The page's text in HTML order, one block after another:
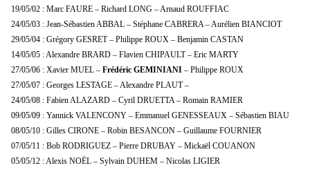
19/05/02 : Marc FAURE – Richard LONG – Arnaud ROUFFIAC
24/05/03 : Jean-Sébastien ABBAL – Stéphane CABRERA – Aurélien BIANCIOT
29/05/04 : Grégory GESRET – Philippe ROUX – Benjamin CASTAN
14/05/05 : Alexandre BRARD – Flavien CHIPAULT – Eric MARTY
27/05/06 : Xavier MUEL – Frédéric GEMINIANI – Philippe ROUX
27/05/07 : Georges LESTAGE – Alexandre PLAUT –
24/05/08 : Fabien ALAZARD – Cyril DRUETTA – Romain RAMIER
09/05/09 : Yannick VALENCONY – Emmanuel GENESSEAUX – Sébastien BIAU
08/05/10 : Gilles CIRONE – Robin BESANCON – Guillaume FOURNIER
07/05/11 : Bob RODRIGUEZ – Pierre DRUBAY – Mickaël COUANON
05/05/12 : Alexis NOËL – Sylvain DUHEM – Nicolas LIGIER